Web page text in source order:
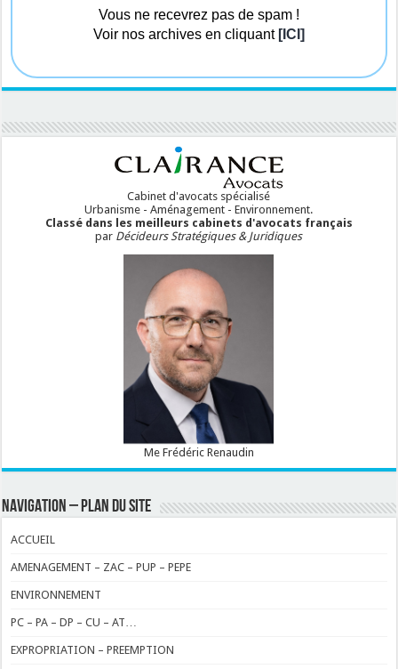
Vous ne recevrez pas de spam !
Voir nos archives en cliquant [ICI]
Cabinet d'avocats spécialisé
Urbanisme - Aménagement - Environnement.
Classé dans les meilleurs cabinets d'avocats français
par Décideurs Stratégiques & Juridiques
Me Frédéric Renaudin
NAVIGATION – PLAN DU SITE
ACCUEIL
AMENAGEMENT – ZAC – PUP – PEPE
ENVIRONNEMENT
PC – PA – DP – CU – AT…
EXPROPRIATION – PREEMPTION